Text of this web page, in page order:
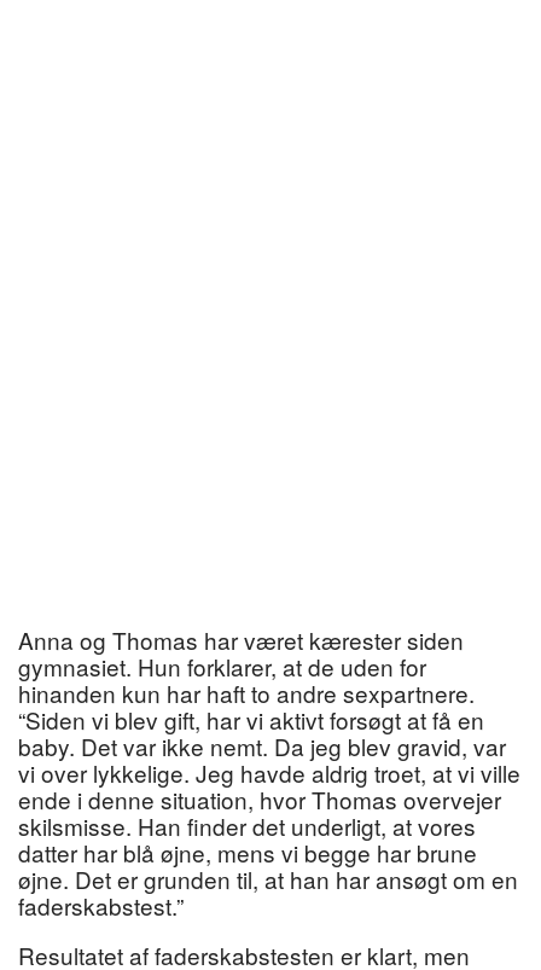
Anna og Thomas har været kærester siden
gymnasiet. Hun forklarer, at de uden for
hinanden kun har haft to andre sexpartnere.
“Siden vi blev gift, har vi aktivt forsøgt at få en
baby. Det var ikke nemt. Da jeg blev gravid, var
vi over lykkelige. Jeg havde aldrig troet, at vi ville
ende i denne situation, hvor Thomas overvejer
skilsmisse. Han finder det underligt, at vores
datter har blå øjne, mens vi begge har brune
øjne. Det er grunden til, at han har ansøgt om en
faderskabstest.”
Resultatet af faderskabstesten er klart, men